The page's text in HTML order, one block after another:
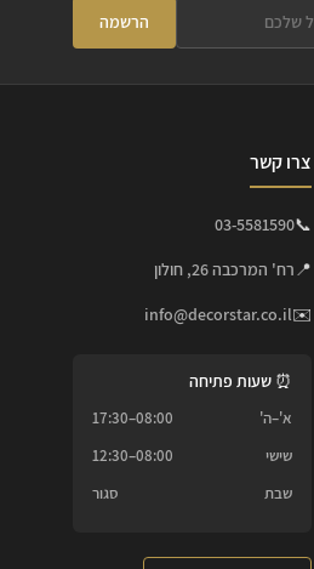
הרשמה
צרו קשר
📞
03-5581590
📍רח' המרכבה 26, חולון
✉️
info@decorstar.co.il
⏰ שעות פתיחה
א'–ה'
08:00–17:30
שישי
08:00–12:30
שבת
סגור